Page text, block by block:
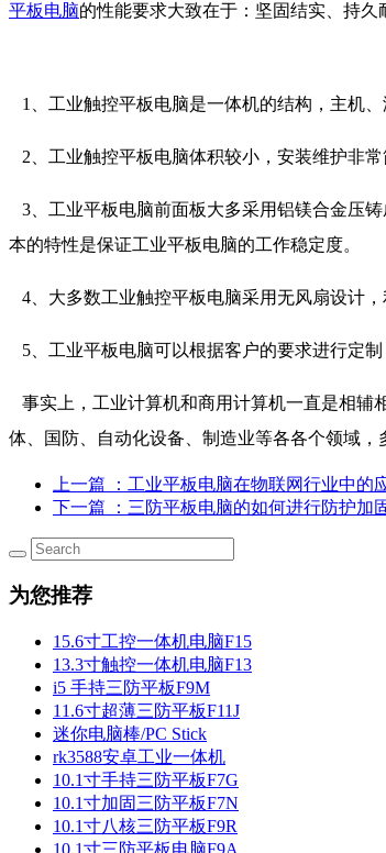
平板电脑的性能要求大致在于：坚固结实、持久
1、工业触控平板电脑是一体机的结构，主机
2、工业触控平板电脑体积较小，安装维护非
3、工业平板电脑前面板大多采用铝镁合金压
本的特性是保证工业平板电脑的工作稳定度。
4、大多数工业触控平板电脑采用无风扇设计
5、工业平板电脑可以根据客户的要求进行定
事实上，工业计算机和商用计算机一直是相辅
体、国防、自动化设备、制造业等各各个领域，
上一篇
：工业平板电脑在物联网行业中的
下一篇
：三防平板电脑的如何进行防护加
为您推荐
15.6寸工控一体机电脑F15
13.3寸触控一体机电脑F13
i5 手持三防平板F9M
11.6寸超薄三防平板F11J
迷你电脑棒/PC Stick
rk3588安卓工业一体机
10.1寸手持三防平板F7G
10.1寸加固三防平板F7N
10.1寸八核三防平板F9R
10.1寸三防平板电脑F9A